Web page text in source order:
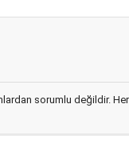
sorumlu değildir.